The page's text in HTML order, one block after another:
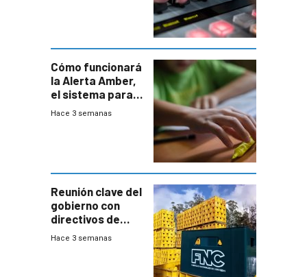
Cómo funcionará
la Alerta Amber,
el sistema para
la búsqueda
Hace 3 semanas
Reunión clave del
gobierno con
directivos de
Fábricas
Hace 3 semanas